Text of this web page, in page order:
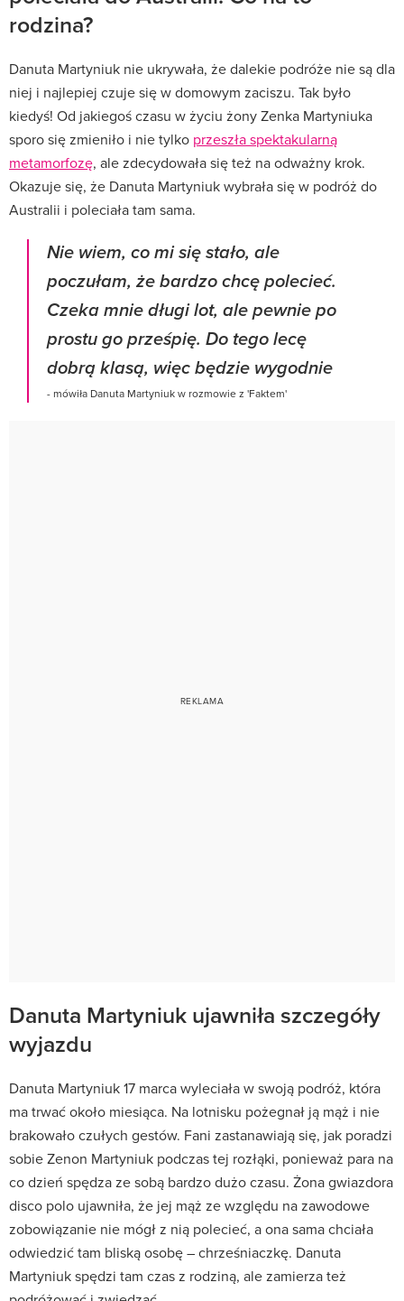
rodzina?
Danuta Martyniuk nie ukrywała, że dalekie podróże nie są dla
niej i najlepiej czuje się w domowym zaciszu. Tak było
kiedyś! Od jakiegoś czasu w życiu żony Zenka Martyniuka
sporo się zmieniło i nie tylko przeszła spektakularną
metamorfozę, ale zdecydowała się też na odważny krok.
Okazuje się, że Danuta Martyniuk wybrała się w podróż do
Australii i poleciała tam sama.
Nie wiem, co mi się stało, ale
poczułam, że bardzo chcę polecieć.
Czeka mnie długi lot, ale pewnie po
prostu go prześpię. Do tego lecę
dobrą klasą, więc będzie wygodnie
- mówiła Danuta Martyniuk w rozmowie z 'Faktem'
Danuta Martyniuk ujawniła szczegóły
wyjazdu
Danuta Martyniuk 17 marca wyleciała w swoją podróż, która
ma trwać około miesiąca. Na lotnisku pożegnał ją mąż i nie
brakowało czułych gestów. Fani zastanawiają się, jak poradzi
sobie Zenon Martyniuk podczas tej rozłąki, ponieważ para na
co dzień spędza ze sobą bardzo dużo czasu. Żona gwiazdora
disco polo ujawniła, że jej mąż ze względu na zawodowe
zobowiązanie nie mógł z nią polecieć, a ona sama chciała
odwiedzić tam bliską osobę – chrześniaczkę. Danuta
Martyniuk spędzi tam czas z rodziną, ale zamierza też